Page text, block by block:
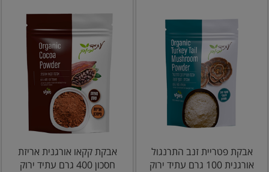
אבקת פטריית זנב התרנגול
אורגנית 100 גרם עתיד ירוק
אבקת קקאו אורגנית אריזת
חסכון 400 גרם עתיד ירוק